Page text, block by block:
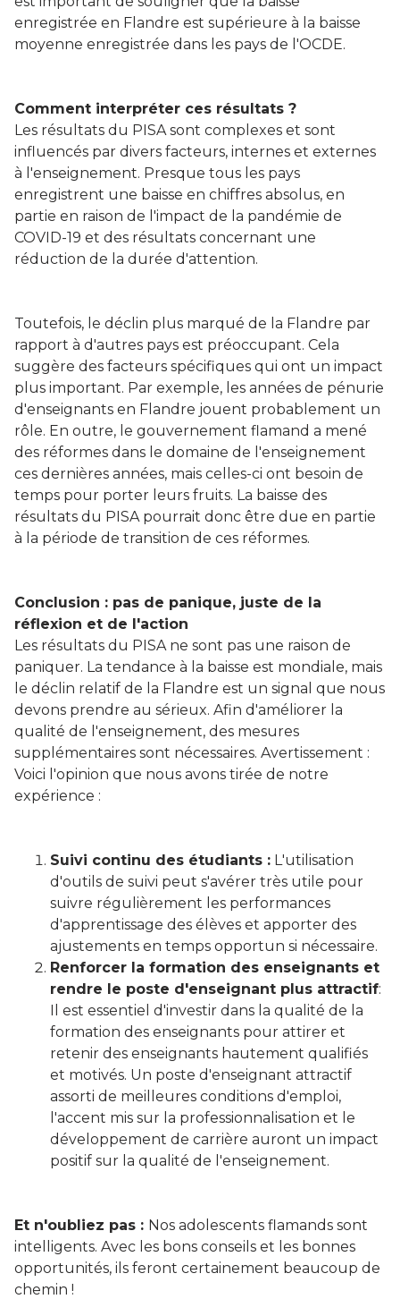
enregistrée en Flandre est supérieure à la baisse
moyenne enregistrée dans les pays de l'OCDE.
Comment interpréter ces résultats ?
Les résultats du PISA sont complexes et sont
influencés par divers facteurs, internes et externes
à l'enseignement. Presque tous les pays
enregistrent une baisse en chiffres absolus, en
partie en raison de l'impact de la pandémie de
COVID-19 et des résultats concernant une
réduction de la durée d'attention.
Toutefois, le déclin plus marqué de la Flandre par
rapport à d'autres pays est préoccupant. Cela
suggère des facteurs spécifiques qui ont un impact
plus important. Par exemple, les années de pénurie
d'enseignants en Flandre jouent probablement un
rôle. En outre, le gouvernement flamand a mené
des réformes dans le domaine de l'enseignement
ces dernières années, mais celles-ci ont besoin de
temps pour porter leurs fruits. La baisse des
résultats du PISA pourrait donc être due en partie
à la période de transition de ces réformes.
Conclusion : pas de panique, juste de la
réflexion et de l'action
Les résultats du PISA ne sont pas une raison de
paniquer. La tendance à la baisse est mondiale, mais
le déclin relatif de la Flandre est un signal que nous
devons prendre au sérieux. Afin d'améliorer la
qualité de l'enseignement, des mesures
supplémentaires sont nécessaires. Avertissement :
Voici l'opinion que nous avons tirée de notre
expérience :
Suivi continu des étudiants : L'utilisation
d'outils de suivi peut s'avérer très utile pour
suivre régulièrement les performances
d'apprentissage des élèves et apporter des
ajustements en temps opportun si nécessaire.
Renforcer la formation des enseignants et
rendre le poste d'enseignant plus attractif:
Il est essentiel d'investir dans la qualité de la
formation des enseignants pour attirer et
retenir des enseignants hautement qualifiés
et motivés. Un poste d'enseignant attractif
assorti de meilleures conditions d'emploi,
l'accent mis sur la professionnalisation et le
développement de carrière auront un impact
positif sur la qualité de l'enseignement.
Et n'oubliez pas : Nos adolescents flamands sont
intelligents. Avec les bons conseils et les bonnes
opportunités, ils feront certainement beaucoup de
chemin !